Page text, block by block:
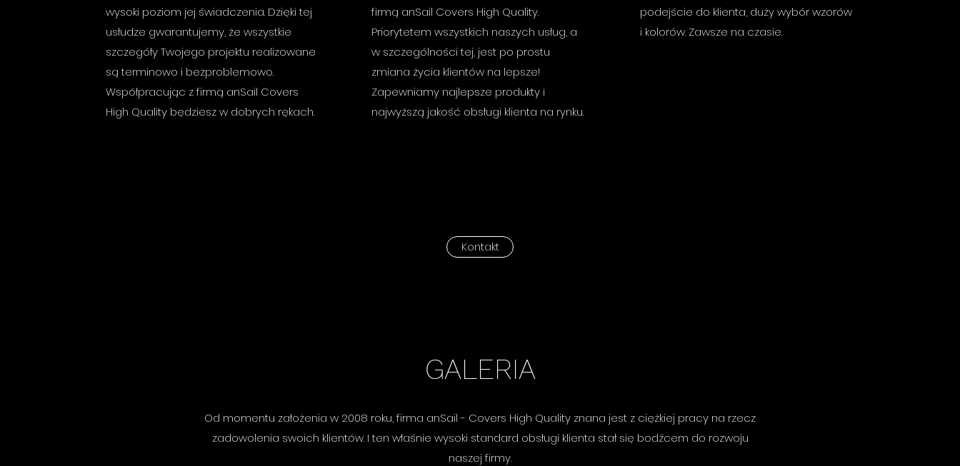
wysoki poziom jej świadczenia. Dzięki tej
usłudze gwarantujemy, że wszystkie
szczegóły Twojego projektu realizowane
są terminowo i bezproblemowo.
Współpracując z firmą anSail Covers
High Quality będziesz w dobrych rękach.
firmą anSail Covers High Quality.
Priorytetem wszystkich naszych usług, a
w szczególności tej, jest po prostu
zmiana życia klientów na lepsze!
Zapewniamy najlepsze produkty i
najwyższą jakość obsługi klienta na rynku.
podejście do klienta, duży wybór wzorów
i kolorów. Zawsze na czasie.
Kontakt
GALERIA
Od momentu założenia w 2008 roku, firma anSail - Covers High Quality znana jest z ciężkiej pracy na rzecz
zadowolenia swoich klientów. I ten właśnie wysoki standard obsługi klienta stał się bodźcem do rozwoju
naszej firmy.